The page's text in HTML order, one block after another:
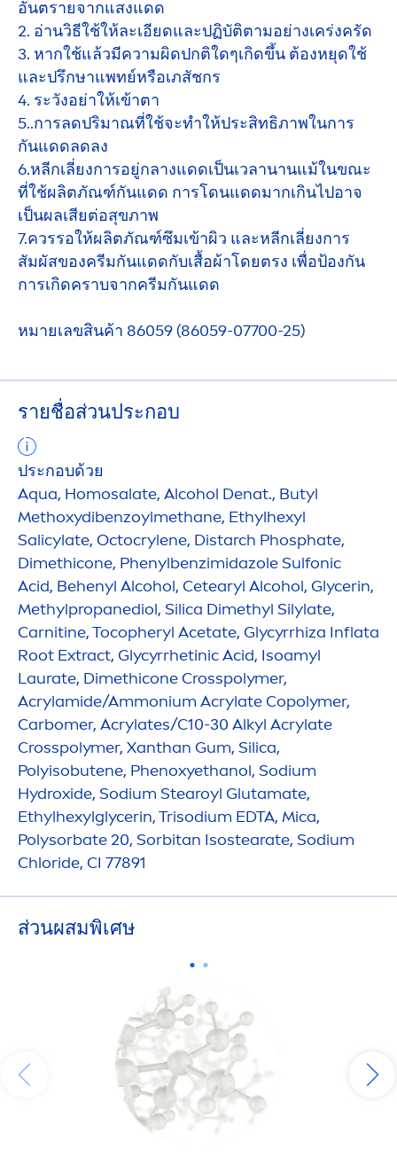
อันตรายจากแสงแดด
2. อ่านวิธีใช้ให้ละเอียดและปฏิบัติตามอย่างเคร่งครัด
3. หากใช้แล้วมีความผิดปกติใดๆเกิดขึ้น ต้องหยุดใช้
และปรึกษาแพทย์หรือเภสัชกร
4. ระวังอย่าให้เข้าตา
5..การลดปริมาณที่ใช้จะทำให้ประสิทธิภาพในการ
กันแดดลดลง
6.หลีกเลี่ยงการอยู่กลางแดดเป็นเวลานานแม้ในขณะ
ที่ใช้ผลิตภัณฑ์กันแดด การโดนแดดมากเกินไปอาจ
เป็นผลเสียต่อสุขภาพ
7.ควรรอให้ผลิตภัณฑ์ซึมเข้าผิว และหลีกเลี่ยงการ
สัมผัสของครีมกันแดดกับเสื้อผ้าโดยตรง เพื่อป้องกัน
การเกิดคราบจากครีมกันแดด
หมายเลขสินค้า 86059 (86059-07700-25)
รายชื่อส่วนประกอบ
ประกอบด้วย
Aqua, Homosalate, Alcohol Denat., Butyl
Methoxydibenzoylmethane, Ethylhexyl
Salicylate, Octocrylene, Distarch Phosphate,
Dimethicone, Phenylbenzimidazole Sulfonic
Acid, Behenyl Alcohol, Cetearyl Alcohol, Glycerin,
Methylpropanediol, Silica Dimethyl Silylate,
Carnitine, Tocopheryl Acetate, Glycyrrhiza Inflata
Root Extract, Glycyrrhetinic Acid, Isoamyl
Laurate, Dimethicone Crosspolymer,
Acrylamide/Ammonium Acrylate Copolymer,
Carbomer, Acrylates/C10-30 Alkyl Acrylate
Crosspolymer, Xanthan Gum, Silica,
Polyisobutene, Phenoxyethanol, Sodium
Hydroxide, Sodium Stearoyl Glutamate,
Ethylhexylglycerin, Trisodium EDTA, Mica,
Polysorbate 20, Sorbitan Isostearate, Sodium
Chloride, CI 77891
ส่วนผสมพิเศษ